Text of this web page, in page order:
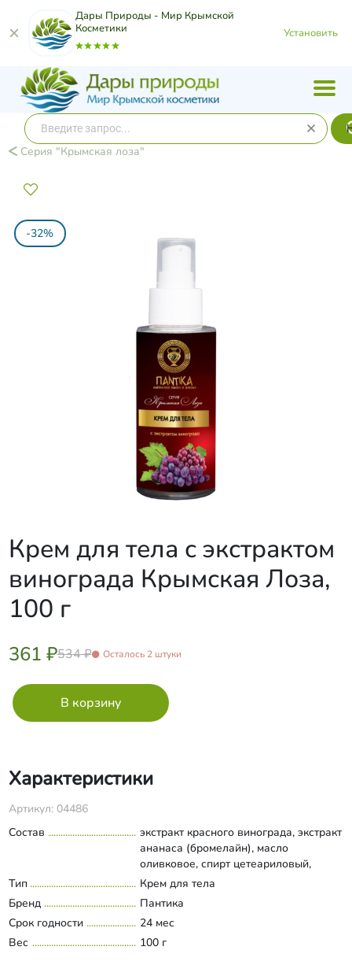
Дары Природы - Мир Крымской
Косметики
Установить
Серия "Крымская лоза"
-32%
Крем для тела с экстрактом
винограда Крымская Лоза,
100 г
361 ₽534 ₽ Осталось 2 штуки
Характеристики
Артикул: 04486
Состав
экстракт красного винограда, экстракт
ананаса (бромелайн), масло
оливковое, спирт цетеариловый,
глицерил стеарат (органический),
цетил пальмитат, глицерин
(растительный), гидрогенизированное
касторовое масло, ксантановая
камедь, лецитин, дегидрацетовая
Развернуть состав
Тип
Крем для тела
Бренд
Пантика
Срок годности
24 мес
Вес
100 г